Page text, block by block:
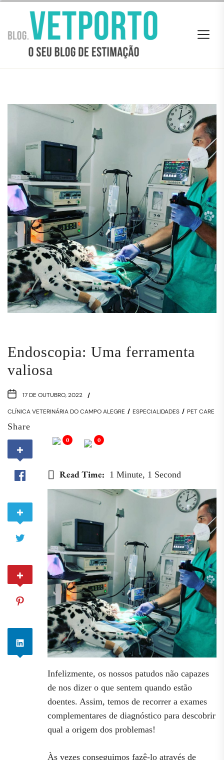
the
BLOG
VETPORTO
BLOG VETPORTO
Endoscopia: Uma ferramenta
valiosa
17 DE OUTUBRO, 2022
CLÍNICA VETERINÁRIA DO CAMPO ALEGRE ESPECIALIDADES PET CARE
Share
0 0
Read Time: 1 Minute, 1 Second
Infelizmente, os nossos patudos não capazes
de nos dizer o que sentem quando estão
doentes. Assim, temos de recorrer a exames
complementares de diagnóstico para descobrir
qual a origem dos problemas!
Às vezes conseguimos fazê-lo através de